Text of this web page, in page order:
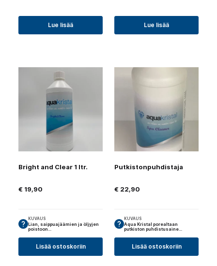
Lue lisää Lue lisää
Bright and Clear 1 ltr.
€ 19,90
KUVAUS
Lian, saippuajäämien ja öljyjen
poistoon…
Lisää ostoskoriin
Putkistonpuhdistaja
€ 22,90
KUVAUS
Aqua Kristal porealtaan
putkiston puhdistusaine…
Lisää ostoskoriin